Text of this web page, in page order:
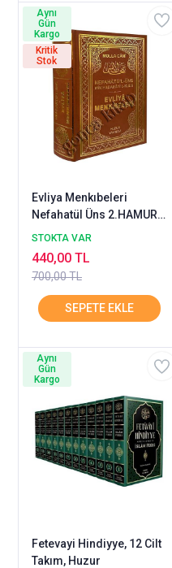
Evliya Menkıbeleri
Nefahatül Üns 2.HAMUR
HUZUR
STOKTA VAR
700,00 TL
440,00 TL
Aynı
Gün
Kargo
Kritik
Stok
Fetevayi Hindiyye, 12 Cilt
Takım, Huzur
Aynı
Gün
Kargo